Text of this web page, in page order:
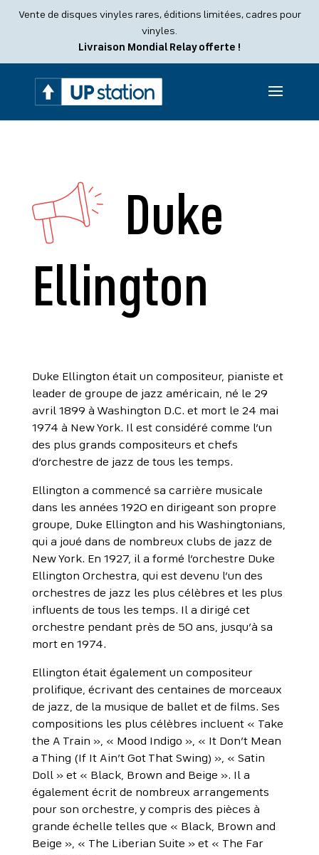
Vente de disques vinyles rares, éditions limitées, cadres pour
vinyles.
Livraison Mondial Relay offerte !
Duke
Ellington
Duke Ellington était un compositeur, pianiste et
leader de groupe de jazz américain, né le 29
avril 1899 à Washington D.C. et mort le 24 mai
1974 à New York. Il est considéré comme l’un
des plus grands compositeurs et chefs
d’orchestre de jazz de tous les temps.
Ellington a commencé sa carrière musicale
dans les années 1920 en dirigeant son propre
groupe, Duke Ellington and his Washingtonians,
qui a joué dans de nombreux clubs de jazz de
New York. En 1927, il a formé l’orchestre Duke
Ellington Orchestra, qui est devenu l’un des
orchestres de jazz les plus célèbres et les plus
influents de tous les temps. Il a dirigé cet
orchestre pendant près de 50 ans, jusqu’à sa
mort en 1974.
Ellington était également un compositeur
prolifique, écrivant des centaines de morceaux
de jazz, de la musique de ballet et de films. Ses
compositions les plus célèbres incluent « Take
the A Train », « Mood Indigo », « It Don’t Mean
a Thing (If It Ain’t Got That Swing) », « Satin
Doll » et « Black, Brown and Beige ». Il a
également écrit de nombreux arrangements
pour son orchestre, y compris des pièces à
grande échelle telles que « Black, Brown and
Beige », « The Liberian Suite » et « The Far